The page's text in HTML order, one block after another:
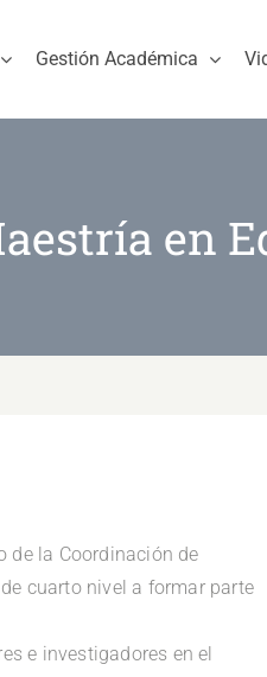
Gestión Académica
en
de la Coordinación de
cuarto nivel a formar parte
e investigadores en el